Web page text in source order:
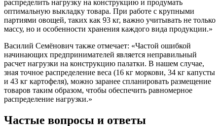
распределить нагрузку на конструкцию и продумать
оптимальную выкладку товара. При работе с крупными
партиями овощей, таких как 93 кг, важно учитывать не только
массу, но и особенности хранения каждого вида продукции.»
Василий Семёнович также отмечает: «Частой ошибкой
начинающих предпринимателей является неправильный
расчет нагрузки на конструкцию палатки. В нашем случае,
зная точное распределение веса (16 кг моркови, 34 кг капусты
и 43 кг картофеля), можно заранее спланировать размещение
товаров таким образом, чтобы обеспечить равномерное
распределение нагрузки.»
Частые вопросы и ответы